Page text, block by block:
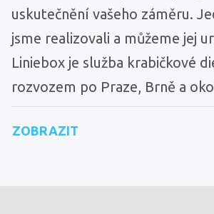
uskutečnění vašeho záměru.
jsme realizovali a můžeme jej
Liniebox je služba krabičkové
rozvozem po Praze, Brně a
ZOBRAZIT